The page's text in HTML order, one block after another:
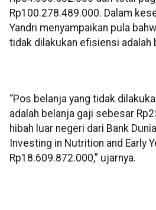
Rp100.278.489.000. Dalam
Yandri menyampaikan pula
tidak dilakukan efisiensi adalah
“Pos belanja yang tidak
adalah belanja gaji sebesar
hibah luar negeri dari Bank
Investing in Nutrition and Early
Rp18.609.872.000,” ujarnya.